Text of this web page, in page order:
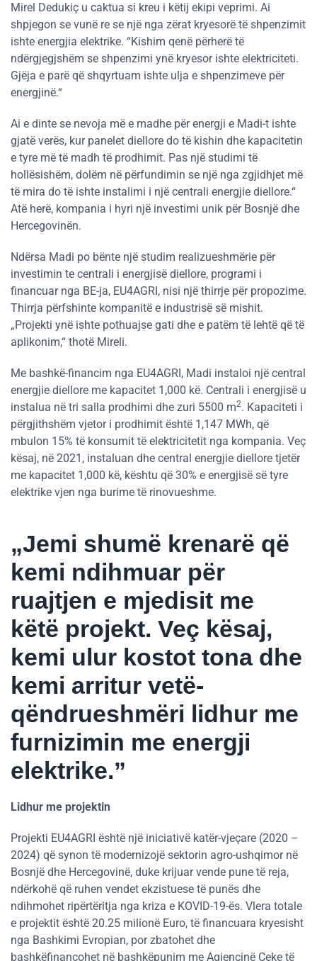
Mirel Dedukiç u caktua si kreu i këtij ekipi veprimi. Ai
shpjegon se vunë re se një nga zërat kryesorë të shpenzimit
ishte energjia elektrike. “Kishim qenë përherë të
ndërgjegjshëm se shpenzimi ynë kryesor ishte elektriciteti.
Gjëja e parë që shqyrtuam ishte ulja e shpenzimeve për
energjinë.“
Ai e dinte se nevoja më e madhe për energji e Madi-t ishte
gjatë verës, kur panelet diellore do të kishin dhe kapacitetin
e tyre më të madh të prodhimit. Pas një studimi të
hollësishëm, dolëm në përfundimin se një nga zgjidhjet më
të mira do të ishte instalimi i një centrali energjie diellore.“
Atë herë, kompania i hyri një investimi unik për Bosnjë dhe
Hercegovinën.
Ndërsa Madi po bënte një studim realizueshmërie për
investimin te centrali i energjisë diellore, programi i
financuar nga BE-ja, EU4AGRI, nisi një thirrje për propozime.
Thirrja përfshinte kompanitë e industrisë së mishit.
„Projekti ynë ishte pothuajse gati dhe e patëm të lehtë që të
aplikonim,“ thotë Mireli.
Me bashkë-financim nga EU4AGRI, Madi instaloi një central
energjie diellore me kapacitet 1,000 kë. Centrali i energjisë u
instalua në tri salla prodhimi dhe zuri 5500 m2. Kapaciteti i
përgjithshëm vjetor i prodhimit është 1,147 MWh, që
mbulon 15% të konsumit të elektricitetit nga kompania. Veç
kësaj, në 2021, instaluan dhe central energjie diellore tjetër
me kapacitet 1,000 kë, kështu që 30% e energjisë së tyre
elektrike vjen nga burime të rinovueshme.
„Jemi shumë krenarë që
kemi ndihmuar për
ruajtjen e mjedisit me
këtë projekt. Veç kësaj,
kemi ulur kostot tona dhe
kemi arritur vetë-
qëndrueshmëri lidhur me
furnizimin me energji
elektrike.”
Lidhur me projektin
Projekti EU4AGRI është një iniciativë katër-vjeçare (2020 –
2024) që synon të modernizojë sektorin agro-ushqimor në
Bosnjë dhe Hercegovinë, duke krijuar vende pune të reja,
ndërkohë që ruhen vendet ekzistuese të punës dhe
ndihmohet ripërtëritja nga kriza e KOVID-19-ës. Vlera totale
e projektit është 20.25 milionë Euro, të financuara kryesisht
nga Bashkimi Evropian, por zbatohet dhe
bashkëfinancohet në bashkëpunim me Agjencinë Çeke të